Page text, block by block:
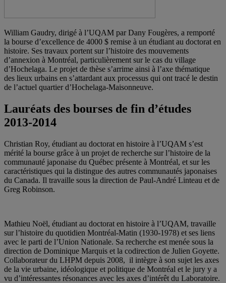
William Gaudry, dirigé à l’UQAM par Dany Fougères, a remporté
la bourse d’excellence de 4000 $ remise à un étudiant au doctorat en
histoire. Ses travaux portent sur l’histoire des mouvements
d’annexion à Montréal, particulièrement sur le cas du village
d’Hochelaga. Le projet de thèse s’arrime ainsi à l’axe thématique
des lieux urbains en s’attardant aux processus qui ont tracé le destin
de l’actuel quartier d’Hochelaga-Maisonneuve.
Lauréats des bourses de fin d’études
2013-2014
Christian Roy, étudiant au doctorat en histoire à l’UQAM s’est
mérité la bourse grâce à un projet de recherche sur l’histoire de la
communauté japonaise du Québec présente à Montréal, et sur les
caractéristiques qui la distingue des autres communautés japonaises
du Canada. Il travaille sous la direction de Paul-André Linteau et de
Greg Robinson.
Mathieu Noël, étudiant au doctorat en histoire à l’UQAM, travaille
sur l’histoire du quotidien Montréal-Matin (1930-1978) et ses liens
avec le parti de l’Union Nationale. Sa recherche est menée sous la
direction de Dominique Marquis et la codirection de Julien Goyette.
Collaborateur du LHPM depuis 2008, il intègre à son sujet les axes
de la vie urbaine, idéologique et politique de Montréal et le jury y a
vu d’intéressantes résonances avec les axes d’intérêt du Laboratoire.